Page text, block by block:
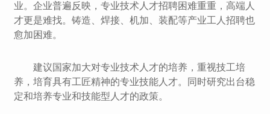
业。企业普遍反映，专业技术人才招聘困难重重，高端人
才更是难找。铸造、焊接、机加、装配等产业工人招聘也
愈加困难。
建议国家加大对专业技术人才的培养，重视技工培
养，培育具有工匠精神的专业技能人才。同时研究出台稳
定和培养专业和技能型人才的政策。